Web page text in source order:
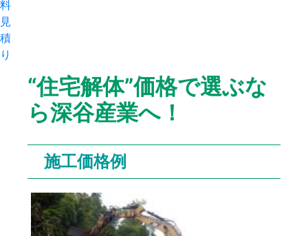
“住宅解体”価格で選ぶな
ら深谷産業へ！
施工価格例